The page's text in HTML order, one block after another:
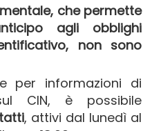
, che permette
agli obblighi
non sono
per informazioni di
CIN, è possibile
, attivi dal lunedì al